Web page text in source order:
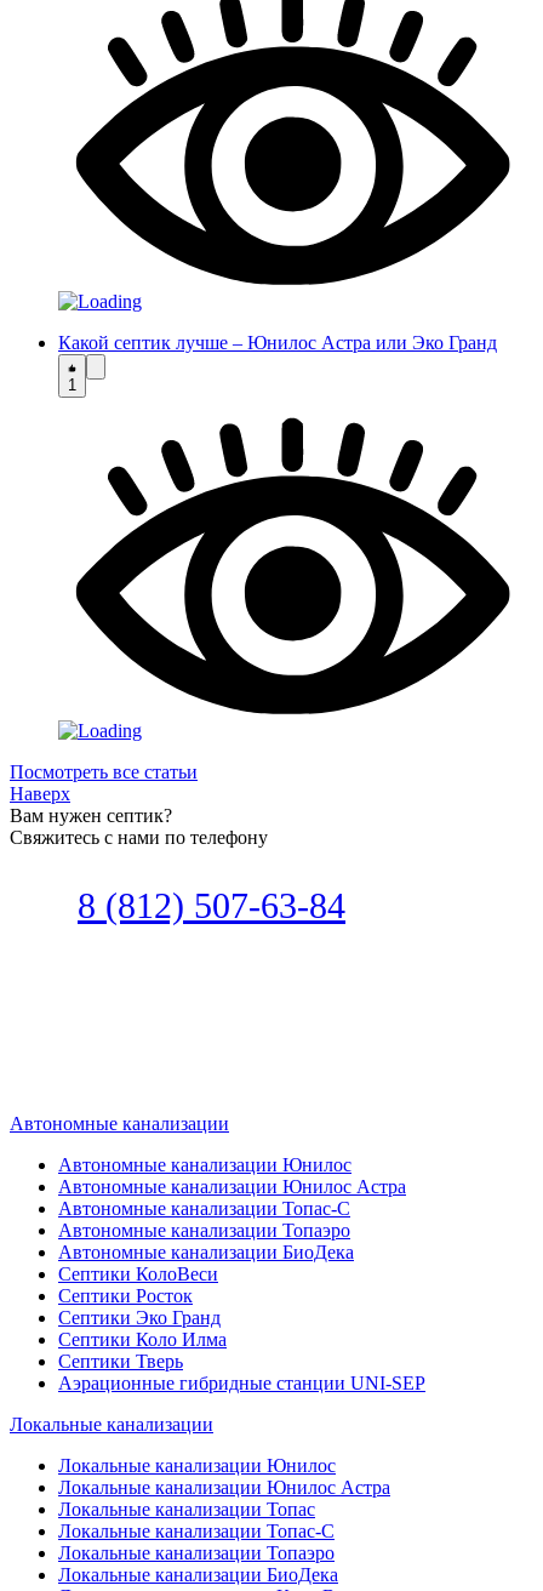
Какой септик лучше – Юнилос Астра или Эко Гранд
1
Посмотреть все статьи
Наверх
Вам нужен септик?
Свяжитесь с нами по телефону
8 (812) 507-63-84
Автономные канализации
Автономные канализации Юнилос
Автономные канализации Юнилос Астра
Автономные канализации Топас-С
Автономные канализации Топаэро
Автономные канализации БиоДека
Септики КолоВеси
Септики Росток
Септики Эко Гранд
Септики Коло Илма
Септики Тверь
Аэрационные гибридные станции UNI-SEP
Локальные канализации
Локальные канализации Юнилос
Локальные канализации Юнилос Астра
Локальные канализации Топас
Локальные канализации Топас-С
Локальные канализации Топаэро
Локальные канализации БиоДека